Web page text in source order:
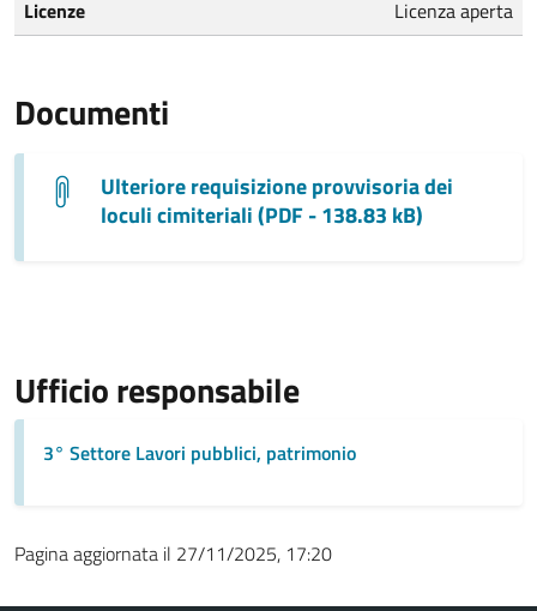
Licenze Licenza aperta
Documenti
Ulteriore requisizione provvisoria dei
loculi cimiteriali (PDF - 138.83 kB)
Ufficio responsabile
3° Settore Lavori pubblici, patrimonio
Pagina aggiornata il 27/11/2025, 17:20